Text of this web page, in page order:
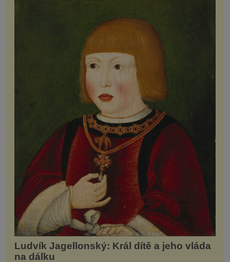
Ludvík Jagellonský: Král dítě a jeho vláda
na dálku